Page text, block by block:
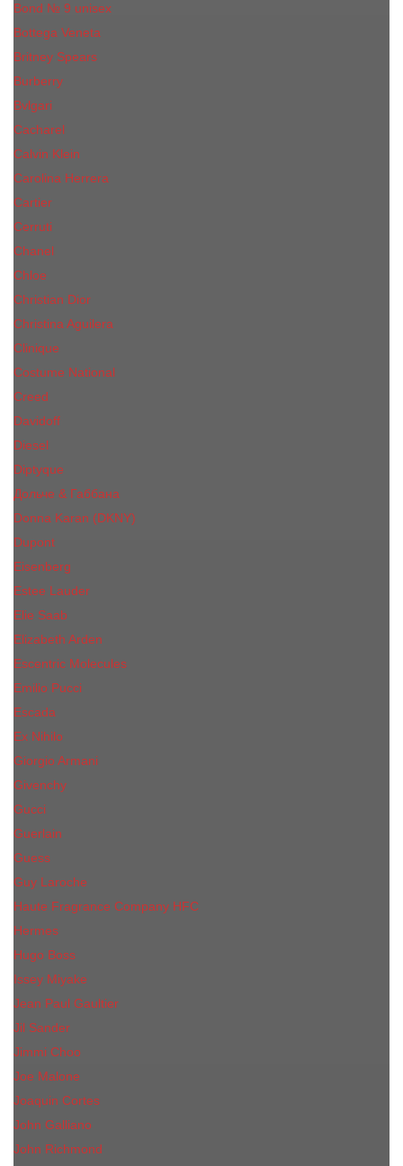
Bond № 9 unisex
Bottega Veneta
Britney Spears
Burberry
Bvlgari
Cacharel
Calvin Klein
Carolina Herrera
Cartier
Cerruti
Сhanеl
Chloe
Christian Dior
Christina Aguilera
Сliniquе
Costume National
Creed
Davidoff
Diesel
Diptyque
Дольче & Габбана
Donna Karan (DKNY)
Dupont
Eisenberg
Еsteе Lаudеr
Elie Saab
Elizabeth Arden
Escentric Molecules
Emilio Pucci
Escada
Ex Nihilo
Giorgio Armani
Givenchy
Gucci
Guerlain
Guess
Guy Laroche
Haute Fragrance Company HFC
Hermes
Hugo Boss
Issey Miyake
Jean Paul Gaultier
Jil Sander
Jimmi Choo
Jое Malоnе
Joaquin Cortes
John Galliano
John Richmond